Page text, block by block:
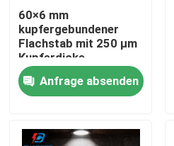
Startseite
Produkte
60×6 mm
kupfergebundener
Flachstab mit 250 μm
Kupferdicke
Anfrage absenden